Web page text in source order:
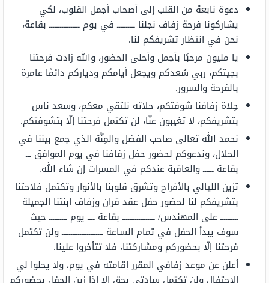
دعوة نابعة من القلب إلى أصحاب أجمل القلوب، لكي
يشاركونا فرحة زفاف نجلنا ــــــــــ في يوم ـــــــــــــــــ بقاعة،
نحن في انتظار تشريفكم لنا.
يا مليون مرحبًا بأجمل وأحلى الحضور، والله زادت فرحتنا
بجيتكم، ربي سُعدكم ويجعل أيامكم ودياركم دائمًا عامرة
بالفرحة والسرور.
حِلاة زفافنا شوفتكم، حلاته نلتقي معكم، وسعد ناس
بتشريفكم، لا تغيبون عنّا، لن تكتمل فرحتنا إلّا بتشوفتكم.
نحمد الله تعالى صاحب الفضل والمِنَّة الذي جمع بيننا في
الحلال، وندعوكم لحضور حفل زفافنا في يوم الموافق ـــ
بقاعة ــــــ والعاقبة عندكم في المسرات إن شاء الله.
تزين الليالي بالأفراح وتشرق قلوبنا بالأنوار وتكتمل فلاحتنا
بتشريفكم لنا لحضور حفل عقد قران وزفاف ابنتنا الجميلة
ــــــــــ على المهندس/ ــــــــــــــــــ بقاعة ــــ يوم ــــــــــ حيث
سوف يبدأ الحفل في تمام الساعة ـــــــــــــــــــــــ ولن تكتمل
فرحتنا إلّا بحضوركم ومشاركتنا، فلا تتأخروا علينا.
أعلن عن موعد زفافي المقرر إقامته في يوم، ولا يحلوا لي